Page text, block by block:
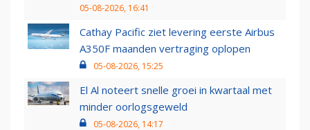
05-08-2026, 16:41
Cathay Pacific ziet levering eerste Airbus
A350F maanden vertraging oplopen
05-08-2026, 15:25
El Al noteert snelle groei in kwartaal met
minder oorlogsgeweld
05-08-2026, 14:17